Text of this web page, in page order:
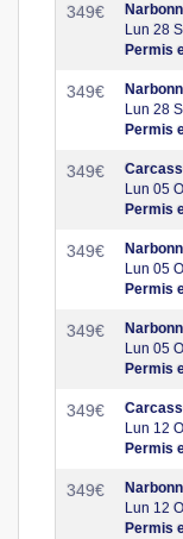
349€
Lun 28
Permis
349€
Lun 28
Permis
349€
Lun 05
Permis
349€
Lun 05
Permis
349€
Lun 05
Permis
349€
Lun 12
Permis
349€
Lun 12
Permis